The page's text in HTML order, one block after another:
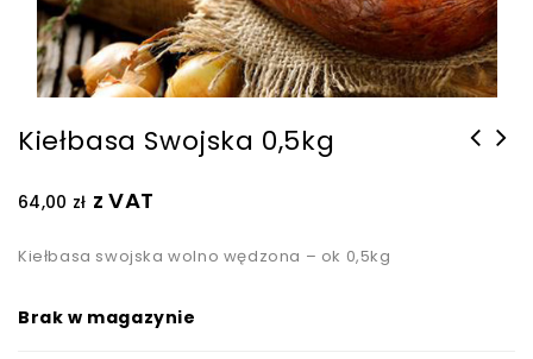
Kiełbasa Swojska 0,5kg
64,00 zł z VAT
Kiełbasa swojska wolno wędzona – ok 0,5kg
Brak w magazynie